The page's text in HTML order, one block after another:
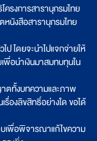
ครงการสารานุกรมไทย
หนังสือสารานุกรมไทย
ป โดยจะนำไปแจกจ่ายให้
พื่อนำเงินมาสมทบทุนใน
ตทั้งบทความและภาพ
รื่องลิขสิทธิ์อย่างใด ขอได้
เพื่อพิจารณาแก้ไขความ